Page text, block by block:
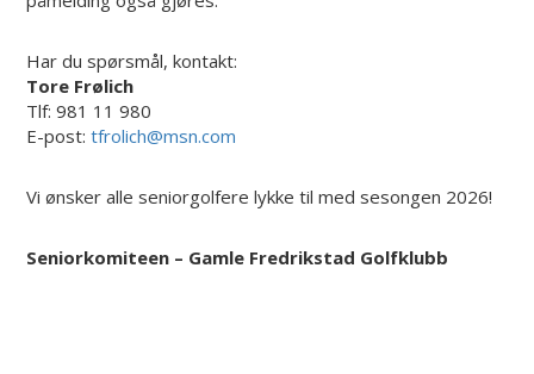
Har du spørsmål, kontakt:
Tore Frølich
Tlf: 981 11 980
E-post:tfrolich@msn.com
Vi ønsker alle seniorgolfere lykke til med sesongen 2026!
Seniorkomiteen – Gamle Fredrikstad Golfklubb